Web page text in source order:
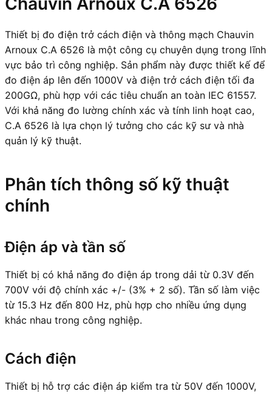
Thiết bị đo điện trở cách điện và thông mạch Chauvin
Arnoux C.A 6526 là một công cụ chuyên dụng trong lĩnh
vực bảo trì công nghiệp. Sản phẩm này được thiết kế để
đo điện áp lên đến 1000V và điện trở cách điện tối đa
200GΩ, phù hợp với các tiêu chuẩn an toàn IEC 61557.
Với khả năng đo lường chính xác và tính linh hoạt cao,
C.A 6526 là lựa chọn lý tưởng cho các kỹ sư và nhà
quản lý kỹ thuật.
Phân tích thông số kỹ thuật
chính
Điện áp và tần số
Thiết bị có khả năng đo điện áp trong dải từ 0.3V đến
700V với độ chính xác +/- (3% + 2 số). Tần số làm việc
từ 15.3 Hz đến 800 Hz, phù hợp cho nhiều ứng dụng
khác nhau trong công nghiệp.
Cách điện
Thiết bị hỗ trợ các điện áp kiểm tra từ 50V đến 1000V,